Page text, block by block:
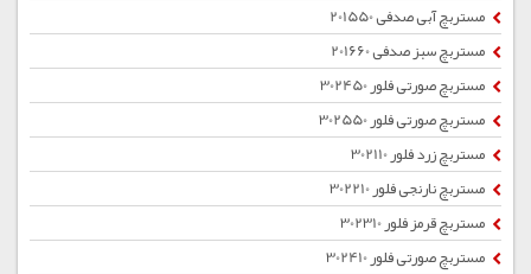
مستربچ آبی صدفی 201550
مستربچ سبز صدفی 201660
مستربچ صورتی فلور 302450
مستربچ صورتی فلور 302550
مستربچ زرد فلور 302110
مستربچ نارنجی فلور 302210
مستربچ قرمز فلور 302310
مستربچ صورتی فلور 302410